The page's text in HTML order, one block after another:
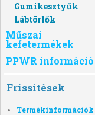
Gumikesztyűk
Lábtörlők
Műszai
kefetermékek
PPWR információ
Frissítések
Termékinformációk